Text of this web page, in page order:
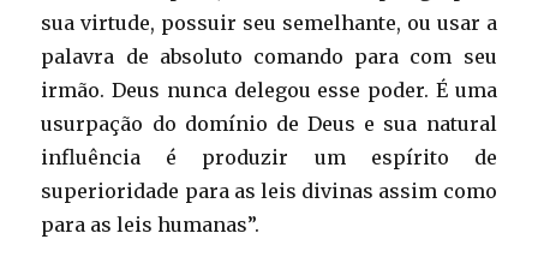
sua virtude, possuir seu semelhante, ou usar a
palavra de absoluto comando para com seu
irmão. Deus nunca delegou esse poder. É uma
usurpação do domínio de Deus e sua natural
influência é produzir um espírito de
superioridade para as leis divinas assim como
para as leis humanas”.